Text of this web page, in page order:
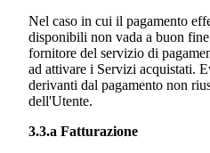
Nel caso in cui il pagamento
disponibili non vada a buon
fornitore del servizio di
ad attivare i Servizi acquistati.
derivanti dal pagamento non
dell'Utente.
3.3.a Fatturazione